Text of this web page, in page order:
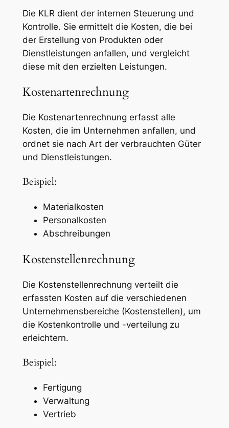
Die KLR dient der internen Steuerung und
Kontrolle. Sie ermittelt die Kosten, die bei
der Erstellung von Produkten oder
Dienstleistungen anfallen, und vergleicht
diese mit den erzielten Leistungen.
Kostenartenrechnung
Die Kostenartenrechnung erfasst alle
Kosten, die im Unternehmen anfallen, und
ordnet sie nach Art der verbrauchten Güter
und Dienstleistungen.
Beispiel:
Materialkosten
Personalkosten
Abschreibungen
Kostenstellenrechnung
Die Kostenstellenrechnung verteilt die
erfassten Kosten auf die verschiedenen
Unternehmensbereiche (Kostenstellen), um
die Kostenkontrolle und -verteilung zu
erleichtern.
Beispiel:
Fertigung
Verwaltung
Vertrieb